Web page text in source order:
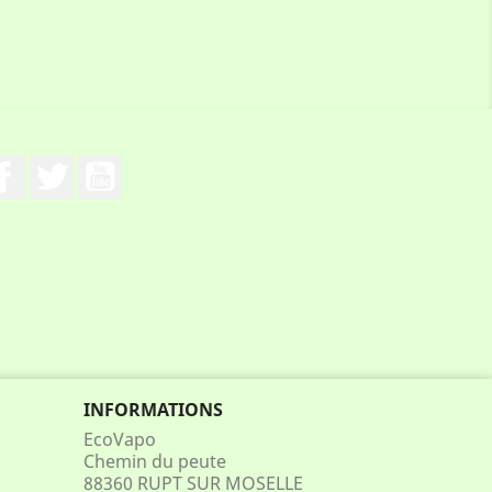
INFORMATIONS
EcoVapo
Chemin du peute
88360 RUPT SUR MOSELLE